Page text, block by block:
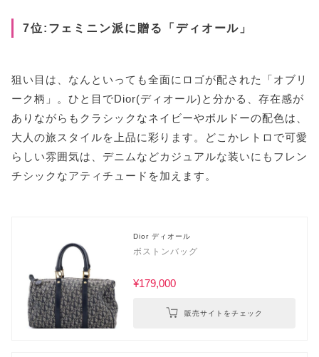
7位:フェミニン派に贈る「ディオール」
狙い目は、なんといっても全面にロゴが配された「オブリ
ーク柄」。ひと目でDior(ディオール)と分かる、存在感が
ありながらもクラシックなネイビーやボルドーの配色は、
大人の旅スタイルを上品に彩ります。どこかレトロで可愛
らしい雰囲気は、デニムなどカジュアルな装いにもフレン
チシックなアティチュードを加えます。
Dior ディオール
ボストンバッグ
¥179,000
販売サイトをチェック